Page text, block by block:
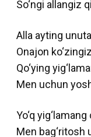
So‘ngi allangiz
Alla ayting
Onajon
Qo‘ying
Men uchun
Yo‘q
Men bag‘ritosh